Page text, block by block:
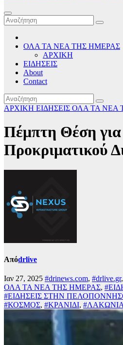
ΟΛΑ ΤΑ ΝΕΑ ΤΗΣ ΗΜΕΡΑΣ
ΑΡΧΙΚΗ
ΕΙΔΗΣΕΙΣ
About
Contact
ΑΡΧΙΚΗ ΕΙΔΗΣΕΙΣ ΟΛΑ ΤΑ ΝΕΑ
Πέμπτη Θέση
Προκριματικού
Απόdrlive
Ιαν 27, 2025 #drinews.com, #drlive.gr,
ΟΛΑ ΤΑ ΝΕΑ ΤΗΣ ΗΜΕΡΑΣ,
#ΕΙΔΗΣΕΙΣ ΣΤΗΝ
#ΚΟΣΜΟΣ, #ΚΡΑΝΙΔΙ,